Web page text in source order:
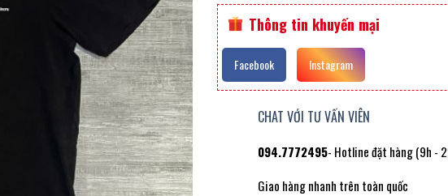
Thông tin khuyến mại
Facebook Instagram
CHAT VỚI TƯ VẤN VIÊN
094.7772495- Hotline đặt hàng (9h -
Giao hàng nhanh trên toàn quốc